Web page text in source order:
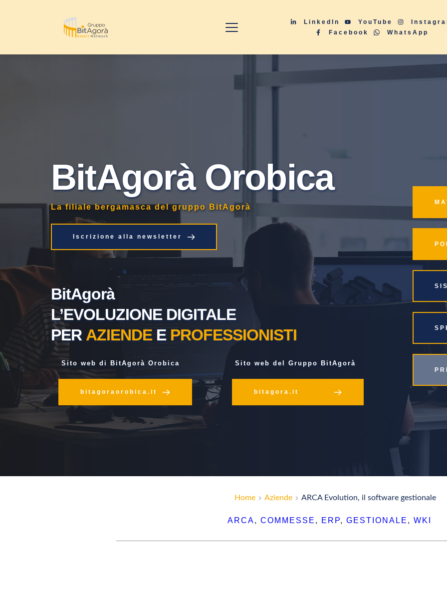
LinkedIn YouTube
Facebook
WhatsApp
BitAgorà Orobica
La filiale bergamasca del gruppo BitAgorà
Iscrizione alla newsletter
BitAgorà
L’EVOLUZIONE DIGITALE
PER AZIENDE E PROFESSIONISTI
Sito web di BitAgorà Orobica
bitagoraorobica.it
Sito web del Gruppo BitAgorà
bitagora.it
Home Aziende ARCA Evolution, il software gestionale
ARCA, COMMESSE , ERP, GESTIONALE , WKI